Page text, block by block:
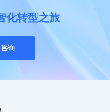
化转型之旅」
询